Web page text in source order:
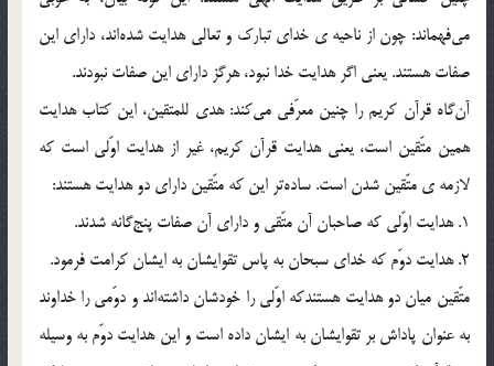
مي‌فهماند: چون از ناحيه ي خداي تبارك و تعالي هدايت شده‌اند، داراي اين
صفات هستند. يعني اگر هدايت خدا نبود، هرگز داراي اين صفات نبودند.
آن‌گاه قرآن كريم را چنين معرّفي مي‌كند: هدي للمتقين، اين كتاب هدايت
همين متّقين است، يعني هدايت قرآن كريم، غير از هدايت اوّلي است كه
لازمه ي متّقين شدن است. ساده‌تر اين كه متّقين داراي دو هدايت هستند:
1. هدايت اوّلي كه صاحبان آن متّقي و داراي آن صفات پنج‌گانه شدند.
2. هدايت دوّم ‌كه خداي سبحان به پاس تقوايشان به ايشان كرامت فرمود.
متّقين ميان دو هدايت هستندكه اوّلي را خودشان داشته‌اند و دوّمي را خداوند
به عنوان پاداش بر تقوايشان به ايشان داده است و اين هدايت دوّم به وسيله